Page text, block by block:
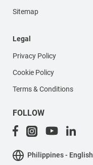
Sitemap
Legal
Privacy Policy
Cookie Policy
Terms & Conditions
FOLLOW
Philippines - English